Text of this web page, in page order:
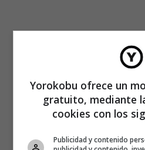
Yorokobu ofrece un
gratuito, mediante
cookies con los
Publicidad y contenido